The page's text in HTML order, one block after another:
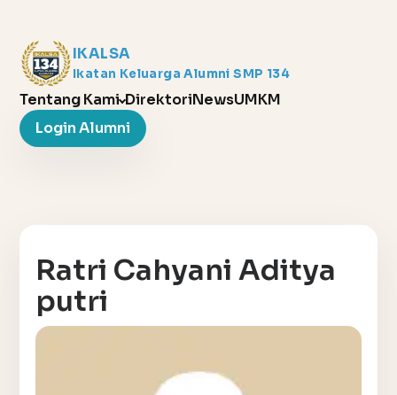
IKALSA
Ikatan Keluarga Alumni SMP 134
Tentang Kami DirektoriNewsUMKM
Login Alumni
Ratri Cahyani Aditya
putri